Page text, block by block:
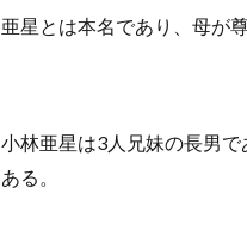
亜星とは本名であり、母が
小林亜星は3人兄妹の長男
ある。